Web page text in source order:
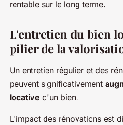
rentable sur le long terme.
L'entretien du bien
pilier de la
Un entretien régulier et des
peuvent significativement
locative d'un bien.
L'impact des rénovations est